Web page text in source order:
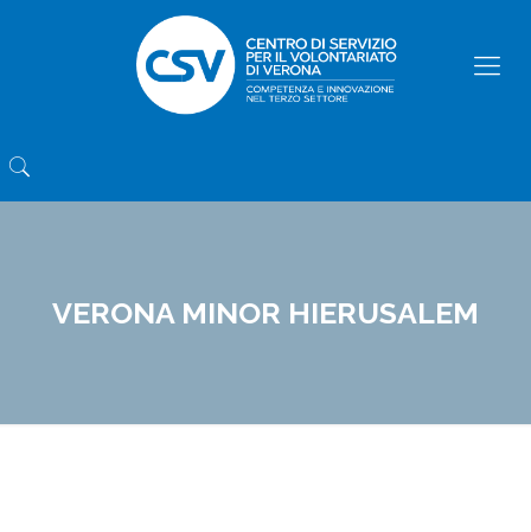
VERONA MINOR HIERUSALEM